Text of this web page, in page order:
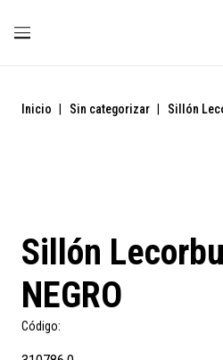
Inicio | Sin categorizar | Sillón
Sillón
NEGRO
Código: